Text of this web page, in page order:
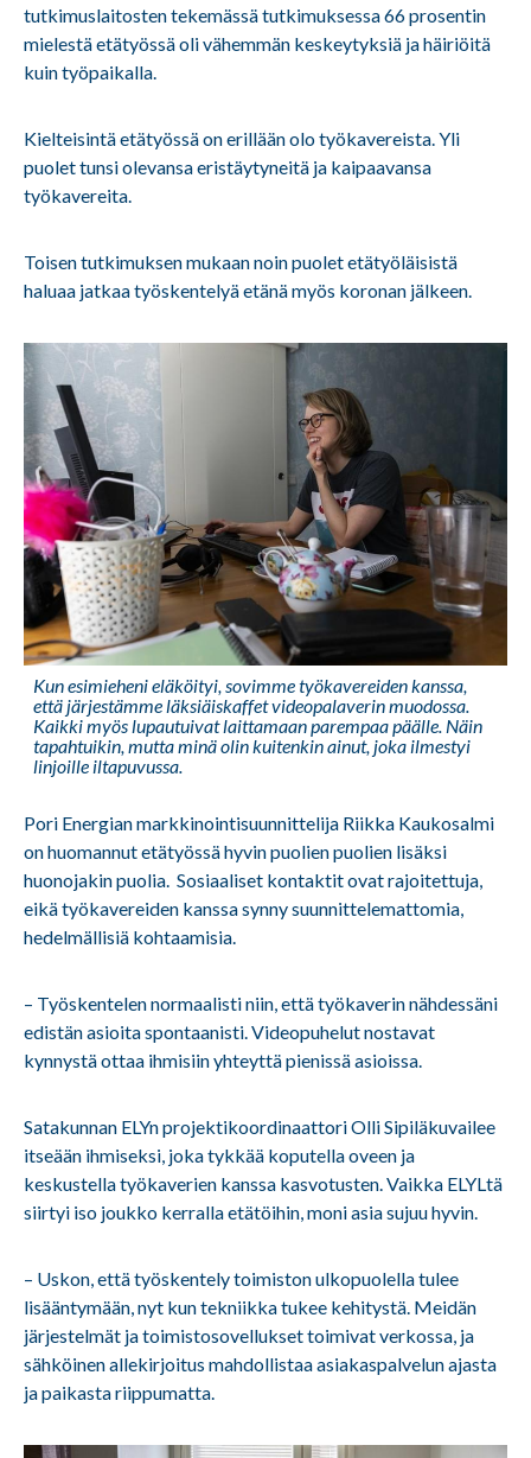
tutkimuslaitosten tekemässä tutkimuksessa 66 prosentin
mielestä etätyössä oli vähemmän keskeytyksiä ja häiriöitä
kuin työpaikalla.
Kielteisintä etätyössä on erillään olo työkavereista. Yli
puolet tunsi olevansa eristäytyneitä ja kaipaavansa
työkavereita.
Toisen tutkimuksen mukaan noin puolet etätyöläisistä
haluaa jatkaa työskentelyä etänä myös koronan jälkeen.
Kun esimieheni eläköityi, sovimme työkavereiden kanssa,
että järjestämme läksiäiskaffet videopalaverin muodossa.
Kaikki myös lupautuivat laittamaan parempaa päälle. Näin
tapahtuikin, mutta minä olin kuitenkin ainut, joka ilmestyi
linjoille iltapuvussa.
Pori Energian markkinointisuunnittelija Riikka Kaukosalmi
on huomannut etätyössä hyvin puolien puolien lisäksi
huonojakin puolia. Sosiaaliset kontaktit ovat rajoitettuja,
eikä työkavereiden kanssa synny suunnittelemattomia,
hedelmällisiä kohtaamisia.
– Työskentelen normaalisti niin, että työkaverin nähdessäni
edistän asioita spontaanisti. Videopuhelut nostavat
kynnystä ottaa ihmisiin yhteyttä pienissä asioissa.
Satakunnan ELYn projektikoordinaattori Olli Sipiläkuvailee
itseään ihmiseksi, joka tykkää koputella oveen ja
keskustella työkaverien kanssa kasvotusten. Vaikka ELYLtä
siirtyi iso joukko kerralla etätöihin, moni asia sujuu hyvin.
– Uskon, että työskentely toimiston ulkopuolella tulee
lisääntymään, nyt kun tekniikka tukee kehitystä. Meidän
järjestelmät ja toimistosovellukset toimivat verkossa, ja
sähköinen allekirjoitus mahdollistaa asiakaspalvelun ajasta
ja paikasta riippumatta.